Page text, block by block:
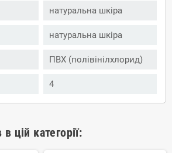
натуральна шкіра
натуральна шкіра
ПВХ (полівінілхлорид)
4
цій категорії: